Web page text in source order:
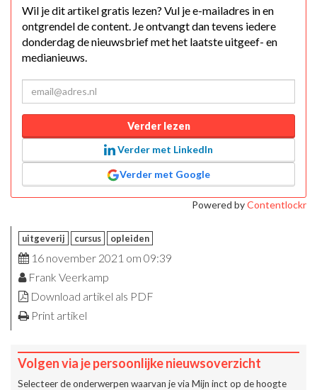
Wil je dit artikel gratis lezen? Vul je e-mailadres in en
ontgrendel de content. Je ontvangt dan tevens iedere
donderdag de nieuwsbrief met het laatste uitgeef- en
medianieuws.
Verder lezen
Verder met LinkedIn
Verder met Google
Powered byContentlockr
uitgeverij cursus opleiden
16 november 2021 om 09:39
Frank Veerkamp
Download artikel als PDF
Print artikel
Volgen via je persoonlijke nieuwsoverzicht
Selecteer de onderwerpen waarvan je via Mijn inct op de hoogte